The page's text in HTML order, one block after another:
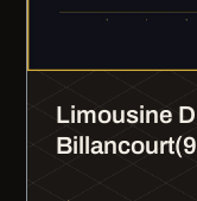
Limousine